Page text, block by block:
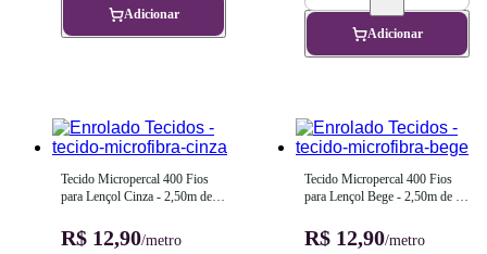
Adicionar
Adicionar
Tecido Micropercal 400 Fios
para Lençol Cinza - 2,50m de
R$ 12,90/metro
Tecido Micropercal 400 Fios
para Lençol Bege - 2,50m de
R$ 12,90/metro